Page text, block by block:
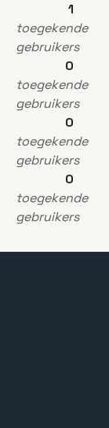
1
toegekende
gebruikers
0
toegekende
gebruikers
0
toegekende
gebruikers
0
toegekende
gebruikers